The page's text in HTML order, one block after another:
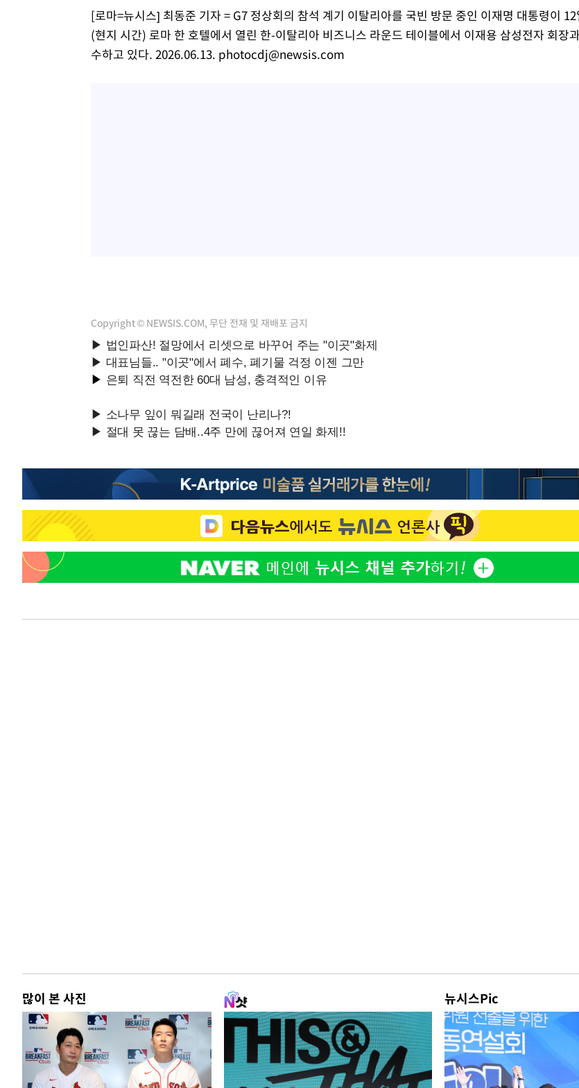
[로마=뉴시스] 최동준 기자 = G7 정상회의 참석 계기 이탈리아를 국빈 방문 중인 이재명 대통령이 12
(현지 시간) 로마 한 호텔에서 열린 한-이탈리아 비즈니스 라운드 테이블에서 이재용 삼성전자 회장
수하고 있다. 2026.06.13. photocdj@newsis.com
Copyright © NEWSIS.COM, 무단 전재 및 재배포 금지
많이 본 사진 뉴시스Pic
5
英유명 여배우,
살았다